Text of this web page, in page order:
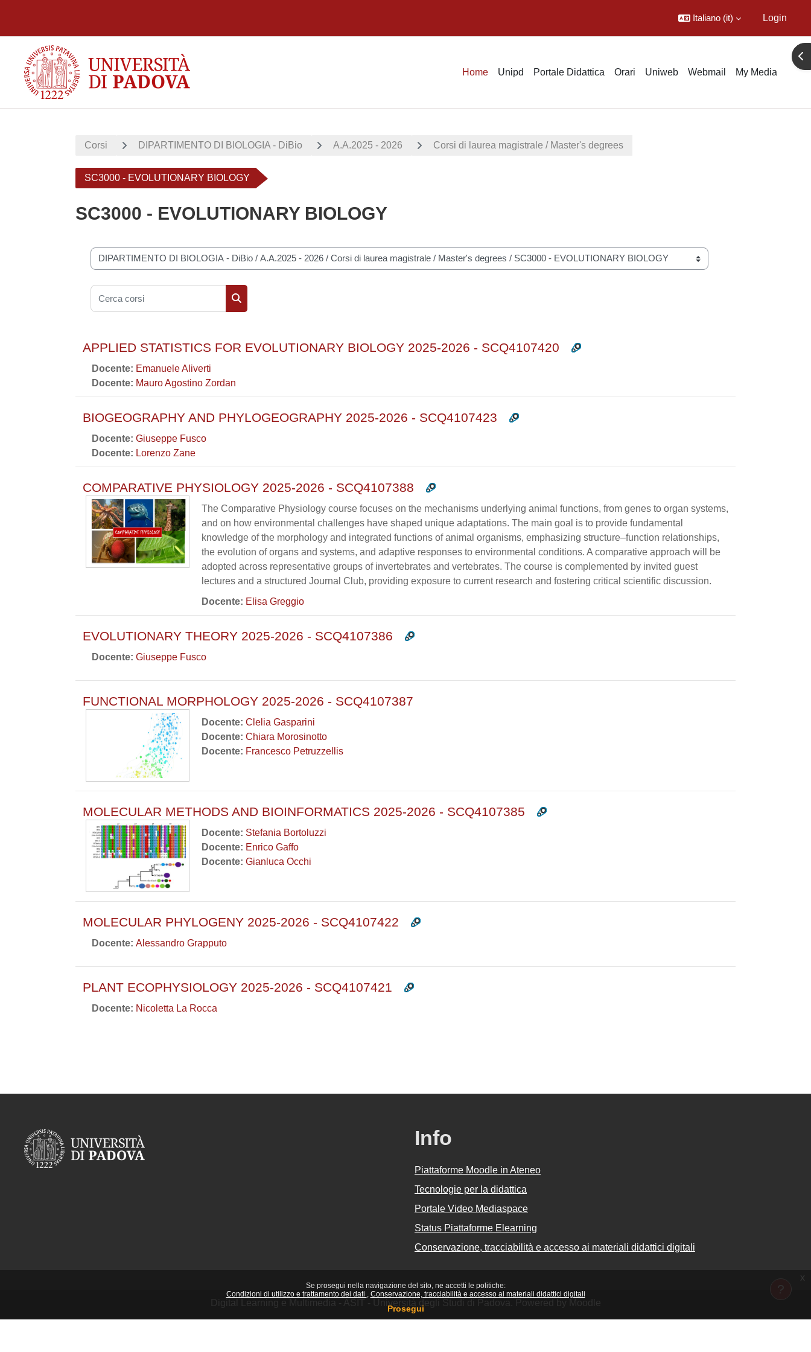
Se prosegui nella navigazione del sito, ne accetti le politiche:
Condizioni di utilizzo e trattamento dei dati
Conservazione, tracciabilità e accesso ai materiali didattici digitali
Prosegui
x
Italiano ‎(it)‎ Login
Home Unipd Portale Didattica Orari Uniweb Webmail My Media
Corsi DIPARTIMENTO DI BIOLOGIA - DiBio A.A.2025 - 2026 Corsi di laurea magistrale / Master's degrees
SC3000 - EVOLUTIONARY BIOLOGY
SC3000 - EVOLUTIONARY BIOLOGY
Categorie di corso
Cerca corsi
APPLIED STATISTICS FOR EVOLUTIONARY BIOLOGY 2025-2026 - SCQ4107420
Docente: Emanuele Aliverti
Docente: Mauro Agostino Zordan
BIOGEOGRAPHY AND PHYLOGEOGRAPHY 2025-2026 - SCQ4107423
Docente: Giuseppe Fusco
Docente: Lorenzo Zane
COMPARATIVE PHYSIOLOGY 2025-2026 - SCQ4107388
The Comparative Physiology course focuses on the mechanisms underlying animal functions, from genes to organ systems,
and on how environmental challenges have shaped unique adaptations. The main goal is to provide fundamental
knowledge of the morphology and integrated functions of animal organisms, emphasizing structure–function relationships,
the evolution of organs and systems, and adaptive responses to environmental conditions. A comparative approach will be
adopted across representative groups of invertebrates and vertebrates. The course is complemented by invited guest
lectures and a structured Journal Club, providing exposure to current research and fostering critical scientific discussion.
Docente: Elisa Greggio
EVOLUTIONARY THEORY 2025-2026 - SCQ4107386
Docente: Giuseppe Fusco
FUNCTIONAL MORPHOLOGY 2025-2026 - SCQ4107387
Docente: Clelia Gasparini
Docente: Chiara Morosinotto
Docente: Francesco Petruzzellis
MOLECULAR METHODS AND BIOINFORMATICS 2025-2026 - SCQ4107385
Docente: Stefania Bortoluzzi
Docente: Enrico Gaffo
Docente: Gianluca Occhi
MOLECULAR PHYLOGENY 2025-2026 - SCQ4107422
Docente: Alessandro Grapputo
PLANT ECOPHYSIOLOGY 2025-2026 - SCQ4107421
Docente: Nicoletta La Rocca
Info
Piattaforme Moodle in Ateneo
Tecnologie per la didattica
Portale Video Mediaspace
Status Piattaforme Elearning
Conservazione, tracciabilità e accesso ai materiali didattici digitali
Digital Learning e Multimedia - ASIT - Università degli Studi di Padova. Powered by Moodle